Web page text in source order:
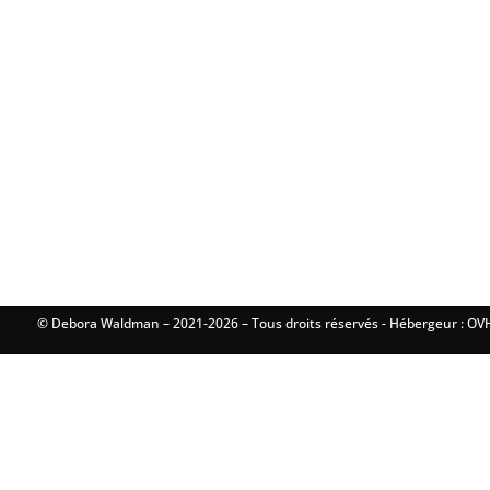
© Debora Waldman – 2021-2026 – Tous droits réservés - Hébergeur :